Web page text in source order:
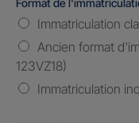
Format de
Immatriculation
Ancien format
123VZ18)
Immatriculation